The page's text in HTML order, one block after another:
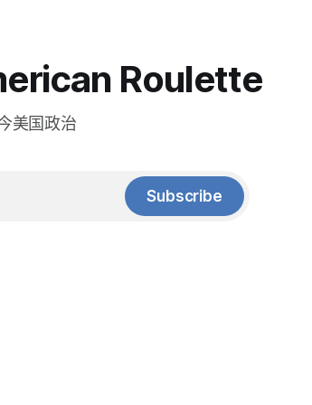
Roulette
美国政治
Subscribe